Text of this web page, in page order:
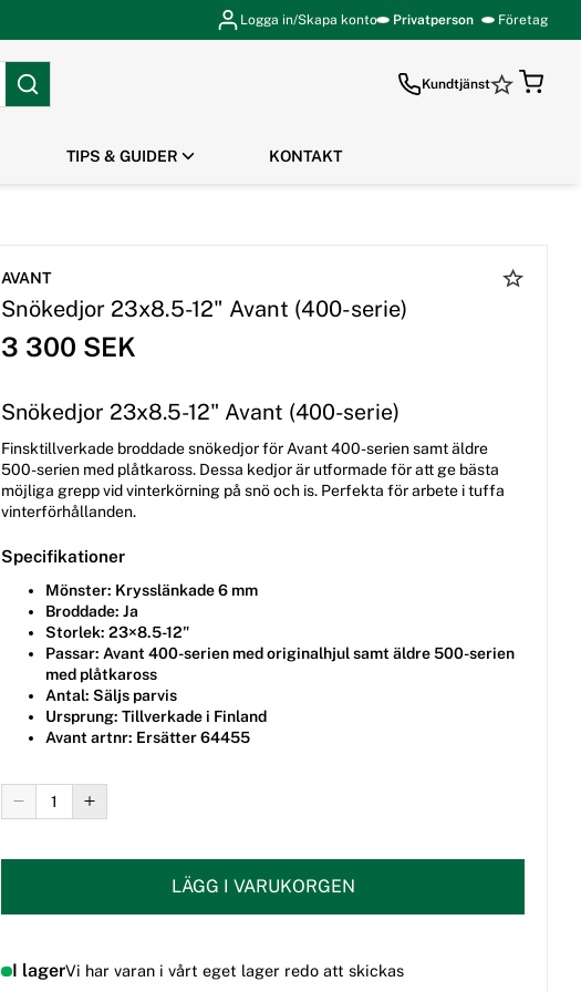
Logga in/Skapa konto Privatperson Företag
Kundtjänst
TIPS & GUIDER KONTAKT
AVANT
Snökedjor 23x8.5-12" Avant (400-serie)
3 300 SEK
Snökedjor 23x8.5-12" Avant (400-serie)
Finsktillverkade broddade snökedjor för Avant 400-serien samt äldre
500-serien med plåtkaross. Dessa kedjor är utformade för att ge bästa
möjliga grepp vid vinterkörning på snö och is. Perfekta för arbete i tuffa
vinterförhållanden.
Specifikationer
Mönster: Krysslänkade 6 mm
Broddade: Ja
Storlek: 23×8.5-12"
Passar: Avant 400-serien med originalhjul samt äldre 500-serien
med plåtkaross
Antal: Säljs parvis
Ursprung: Tillverkade i Finland
Avant artnr: Ersätter 64455
LÄGG I VARUKORGEN
I lagerVi har varan i vårt eget lager redo att skickas
GÅ TILL KASSAN